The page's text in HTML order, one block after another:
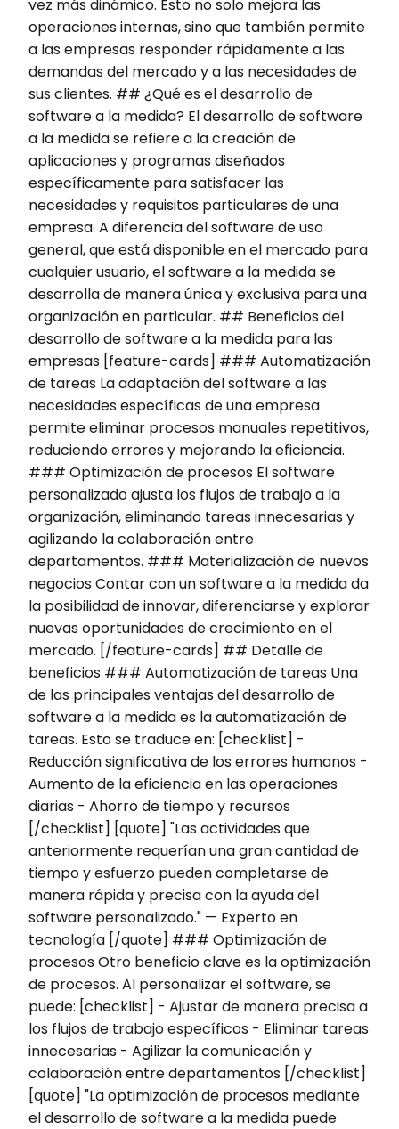
vez más dinámico. Esto no solo mejora las
operaciones internas, sino que también permite
a las empresas responder rápidamente a las
demandas del mercado y a las necesidades de
sus clientes. ## ¿Qué es el desarrollo de
software a la medida? El desarrollo de software
a la medida se refiere a la creación de
aplicaciones y programas diseñados
específicamente para satisfacer las
necesidades y requisitos particulares de una
empresa. A diferencia del software de uso
general, que está disponible en el mercado para
cualquier usuario, el software a la medida se
desarrolla de manera única y exclusiva para una
organización en particular. ## Beneficios del
desarrollo de software a la medida para las
empresas [feature-cards] ### Automatización
de tareas La adaptación del software a las
necesidades específicas de una empresa
permite eliminar procesos manuales repetitivos,
reduciendo errores y mejorando la eficiencia.
### Optimización de procesos El software
personalizado ajusta los flujos de trabajo a la
organización, eliminando tareas innecesarias y
agilizando la colaboración entre
departamentos. ### Materialización de nuevos
negocios Contar con un software a la medida da
la posibilidad de innovar, diferenciarse y explorar
nuevas oportunidades de crecimiento en el
mercado. [/feature-cards] ## Detalle de
beneficios ### Automatización de tareas Una
de las principales ventajas del desarrollo de
software a la medida es la automatización de
tareas. Esto se traduce en: [checklist] -
Reducción significativa de los errores humanos -
Aumento de la eficiencia en las operaciones
diarias - Ahorro de tiempo y recursos
[/checklist] [quote] "Las actividades que
anteriormente requerían una gran cantidad de
tiempo y esfuerzo pueden completarse de
manera rápida y precisa con la ayuda del
software personalizado." — Experto en
tecnología [/quote] ### Optimización de
procesos Otro beneficio clave es la optimización
de procesos. Al personalizar el software, se
puede: [checklist] - Ajustar de manera precisa a
los flujos de trabajo específicos - Eliminar tareas
innecesarias - Agilizar la comunicación y
colaboración entre departamentos [/checklist]
[quote] "La optimización de procesos mediante
el desarrollo de software a la medida puede